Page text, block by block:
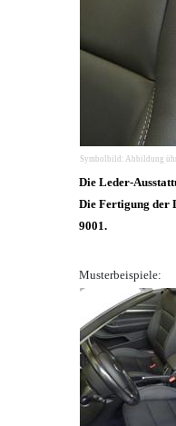
Symbolbild: Abbildung
Die Leder-
Die Fertigung der
9001.
Musterbeispiele: